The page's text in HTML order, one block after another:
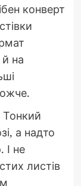
конверт
на
Тонкий
а надто
І не
листів